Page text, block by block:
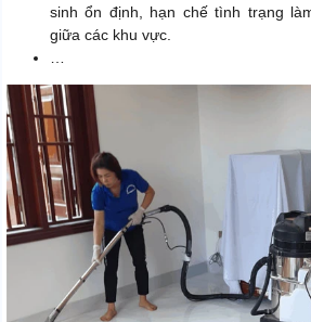
sinh ổn định, hạn chế tình trạng
giữa các khu vực.